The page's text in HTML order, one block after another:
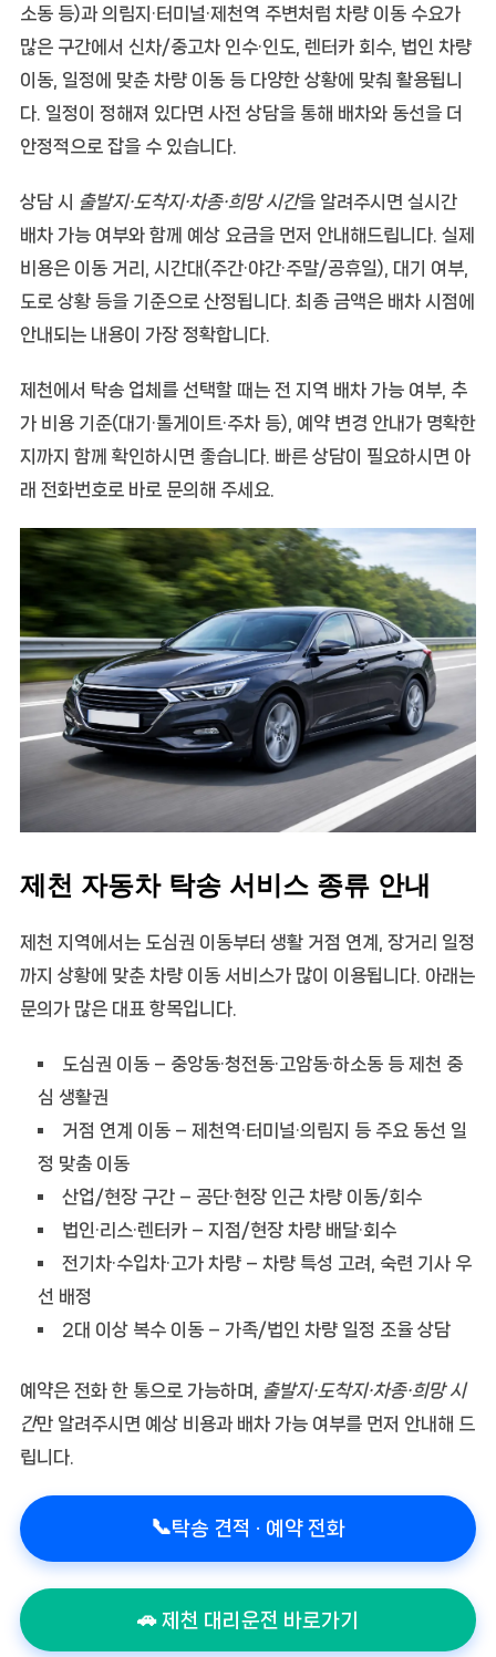
소동 등)과 의림지·터미널·제천역 주변처럼 차량 이동 수요가
많은 구간에서 신차/중고차 인수·인도 렌터카 회수, 법인 차량
이동, 일정에 맞춘 차량 이동등 다양한 상황에 맞춰 활용됩니
다. 일정이 정해져 있다면 사전 상담을 통해 배차와 동선을 더
안정적으로 잡을 수 있습니다.
상담 시 출발지·도착지·차종·희망 시간을 알려주시면 실시간
배차 가능 여부와 함께 예상 요금을 먼저 안내해드립니다. 실제
비용은 이동 거리, 시간대(주간·야간·주말/공휴일), 대기 여부,
도로 상황 등을 기준으로 산정됩니다. 최종 금액은 배차 시점에
안내되는 내용이 가장 정확합니다.
제천에서 탁송 업체를 선택할 때는 전 지역 배차 가능 여부, 추
가 비용 기준(대기·톨게이트·주차 등) 예약 변경 안내 가 명확한
지까지 함께 확인하시면 좋습니다. 빠른 상담이 필요하시면 아
래 전화번호로 바로 문의해 주세요.
제천 자동차 탁송 서비스 종류 안내
제천 지역에서는 도심권 이동부터 생활 거점 연계, 장거리 일정
까지 상황에 맞춘 차량 이동 서비스가 많이 이용됩니다. 아래는
문의가 많은 대표 항목입니다.
도심권 이동– 중앙동·청전동·고암동·하소동 등 제천 중
심 생활권
거점 연계 이동– 제천역·터미널·의림지 등 주요 동선 일
정 맞춤 이동
산업/현장 구간– 공단·현장 인근 차량 이동/회수
법인·리스·렌터카– 지점/현장 차량 배달·회수
전기차·수입차·고가 차량– 차량 특성 고려, 숙련 기사 우
선 배정
2대 이상 복수 이동– 가족/법인 차량 일정 조율 상담
예약은 전화 한 통으로 가능하며,
출발지·도착지·차종·희망 시
간만 알려주시면 예상 비용과 배차 가능 여부를 먼저 안내해 드
립니다.
📞탁송 견적 · 예약 전화
🚗 제천 대리운전 바로가기